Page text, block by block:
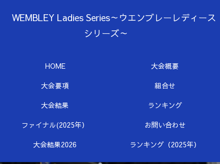
WEMBLEY Ladies Series～ウエンブレーレディース
シリーズ～
HOME
大会概要
大会要項
組合せ
大会結果
ランキング
ファイナル(2025年）
お問い合わせ
大会結果2026
ランキング（2025年）